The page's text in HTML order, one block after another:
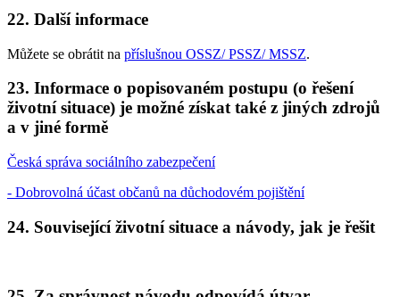
22. Další informace
Můžete se obrátit na příslušnou OSSZ/ PSSZ/ MSSZ.
23. Informace o popisovaném postupu (o řešení
životní situace) je možné získat také z jiných zdrojů
a v jiné formě
Česká správa sociálního zabezpečení
- Dobrovolná účast občanů na důchodovém pojištění
24. Související životní situace a návody, jak je řešit